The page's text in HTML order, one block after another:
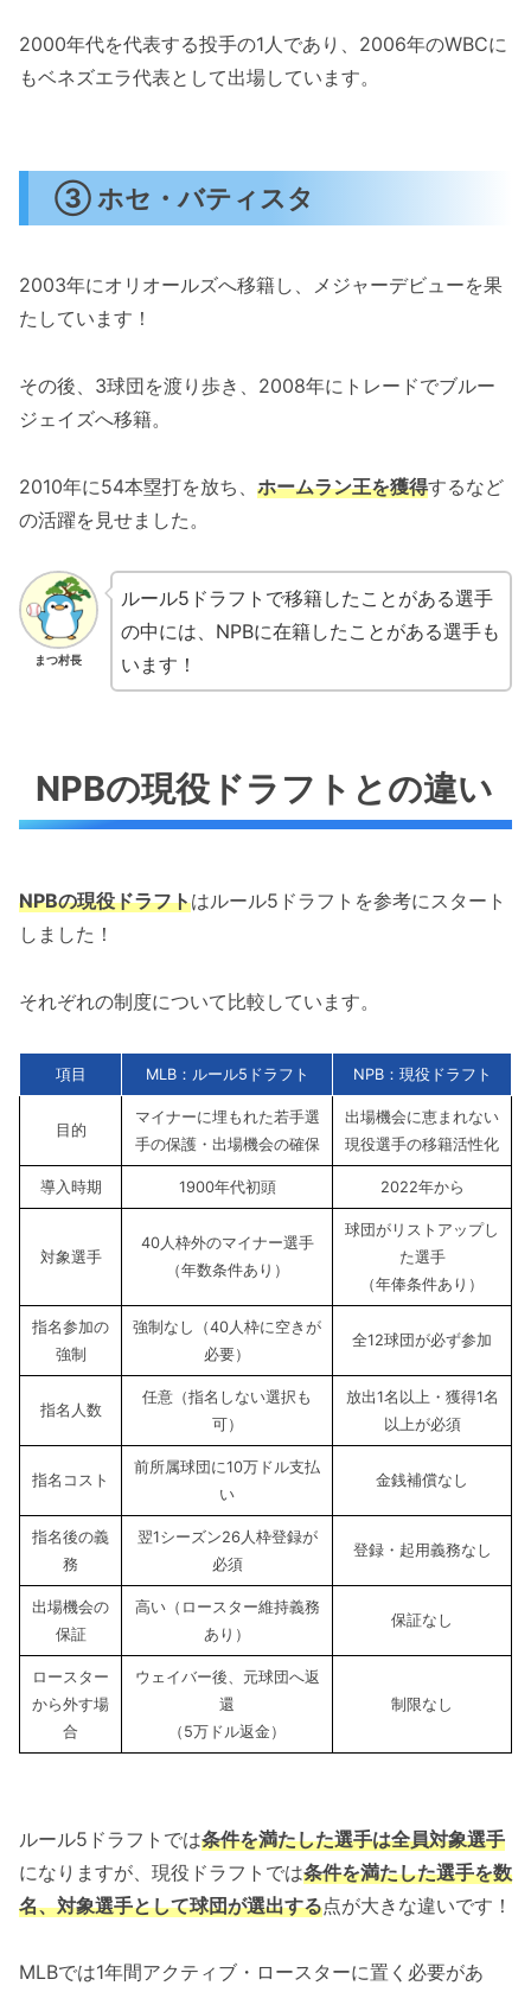
2000年代を代表する投手の1人であり、2006年のWBCに
もベネズエラ代表として出場しています。
③ ホセ・バティスタ
2003年にオリオールズへ移籍し、メジャーデビューを果
たしています！
その後、3球団を渡り歩き、2008年にトレードでブルー
ジェイズへ移籍。
2010年に54本塁打を放ち、 ホームラン王を獲得するなど
の活躍を見せました。
まつ村長
ルール5ドラフトで移籍したことがある選手
の中には、NPBに在籍したことがある選手も
います！
NPBの現役ドラフトとの違い
NPBの現役ドラフトはルール5ドラフトを参考にスタート
しました！
それぞれの制度について比較しています。
項目 MLB：ルール5ドラフト NPB：現役ドラフト
目的
マイナーに埋もれた若手選
手の保護・出場機会の確保
出場機会に恵まれない
現役選手の移籍活性化
導入時期 1900年代初頭 2022年から
対象選手
40人枠外のマイナー選手
（年数条件あり）
球団がリストアップし
た選手
（年俸条件あり）
指名参加の
強制
強制なし（40人枠に空きが
必要）
全12球団が必ず参加
指名人数
任意（指名しない選択も
可）
放出1名以上・獲得1名
以上が必須
指名コスト
前所属球団に10万ドル支払
い
金銭補償なし
指名後の義
務
翌1シーズン26人枠登録が
必須
登録・起用義務なし
出場機会の
保証
高い（ロースター維持義務
あり）
保証なし
ロースター
から外す場
合
ウェイバー後、元球団へ返
還
（5万ドル返金）
制限なし
ルール5ドラフトでは条件を満たした選手は全員対象選手
になりますが、現役ドラフトでは条件を満たした選手を数
名、対象選手として球団が選出する点が大きな違いです！
MLBでは1年間アクティブ・ロースターに置く必要があ